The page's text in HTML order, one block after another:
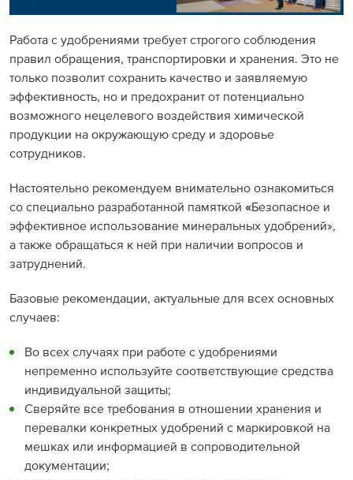
Работа с удобрениями требует строгого соблюдения
правил обращения, транспортировки и хранения. Это не
только позволит сохранить качество и заявляемую
эффективность, но и предохранит от потенциально
возможного нецелевого воздействия химической
продукции на окружающую среду и здоровье
сотрудников.
Настоятельно рекомендуем внимательно ознакомиться
со специально разработанной памяткой «Безопасное и
эффективное использование минеральных удобрений»,
а также обращаться к ней при наличии вопросов и
затруднений.
Базовые рекомендации, актуальные для всех основных
случаев:
Во всех случаях при работе с удобрениями
непременно используйте соответствующие средства
индивидуальной защиты;
Сверяйте все требования в отношении хранения и
перевалки конкретных удобрений с маркировкой на
мешках или информацией в сопроводительной
документации;